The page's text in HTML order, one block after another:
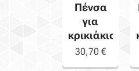
Πένσα
για
κρικιάκια
30,70 €